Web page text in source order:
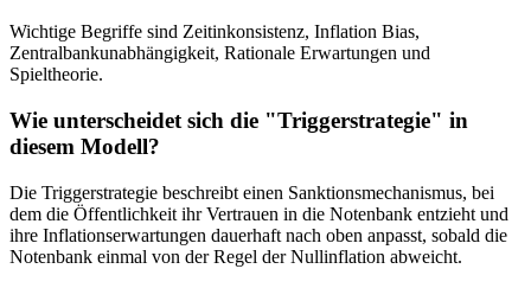
Wichtige Begriffe sind Zeitinkonsistenz, Inflation Bias,
Zentralbankunabhängigkeit, Rationale Erwartungen und
Spieltheorie.
Wie unterscheidet sich die "Triggerstrategie" in
diesem Modell?
Die Triggerstrategie beschreibt einen Sanktionsmechanismus, bei
dem die Öffentlichkeit ihr Vertrauen in die Notenbank entzieht und
ihre Inflationserwartungen dauerhaft nach oben anpasst, sobald die
Notenbank einmal von der Regel der Nullinflation abweicht.